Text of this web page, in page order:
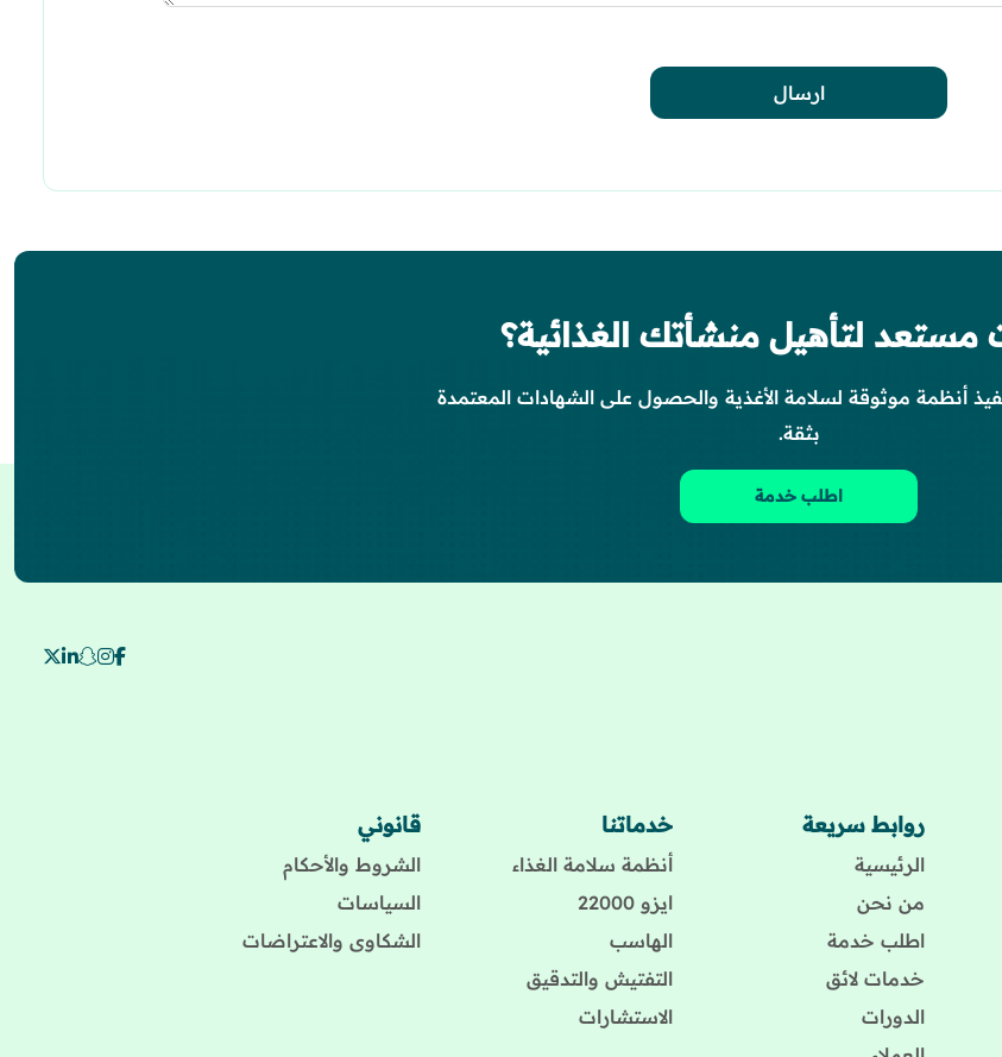
ارسال
مستعد لتأهيل منشأتك الغذائية؟
أنظمة موثوقة لسلامة الأغذية والحصول على الشهادات المعتمدة
بثقة.
اطلب خدمة
روابط سريعة
الرئيسية
من نحن
اطلب خدمة
خدمات لائق
الدورات
خدماتنا
أنظمة سلامة الغذاء
ايزو 22000
الهاسب
التفتيش والتدقيق
الاستشارات
قانوني
الشروط والأحكام
السياسات
الشكاوى والاعتراضات